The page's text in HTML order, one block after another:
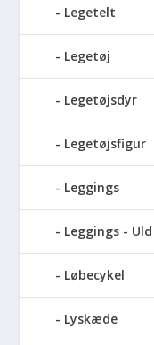
Legetelt
Legetøj
Legetøjsdyr
Legetøjsfigur
Leggings
Leggings - Uld
Løbecykel
Lyskæde